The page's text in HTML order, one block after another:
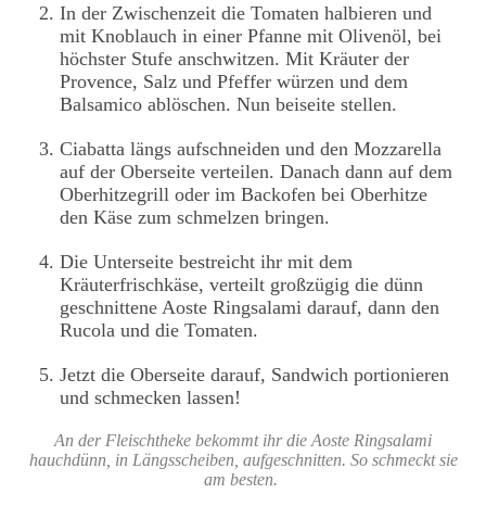
In der Zwischenzeit die Tomaten halbieren und
mit Knoblauch in einer Pfanne mit Olivenöl, bei
höchster Stufe anschwitzen. Mit Kräuter der
Provence, Salz und Pfeffer würzen und dem
Balsamico ablöschen. Nun beiseite stellen.
Ciabatta längs aufschneiden und den Mozzarella
auf der Oberseite verteilen. Danach dann auf dem
Oberhitzegrill oder im Backofen bei Oberhitze
den Käse zum schmelzen bringen.
Die Unterseite bestreicht ihr mit dem
Kräuterfrischkäse, verteilt großzügig die dünn
geschnittene Aoste Ringsalami darauf, dann den
Rucola und die Tomaten.
Jetzt die Oberseite darauf, Sandwich portionieren
und schmecken lassen!
An der Fleischtheke bekommt ihr die Aoste Ringsalami
hauchdünn, in Längsscheiben, aufgeschnitten. So schmeckt sie
am besten.